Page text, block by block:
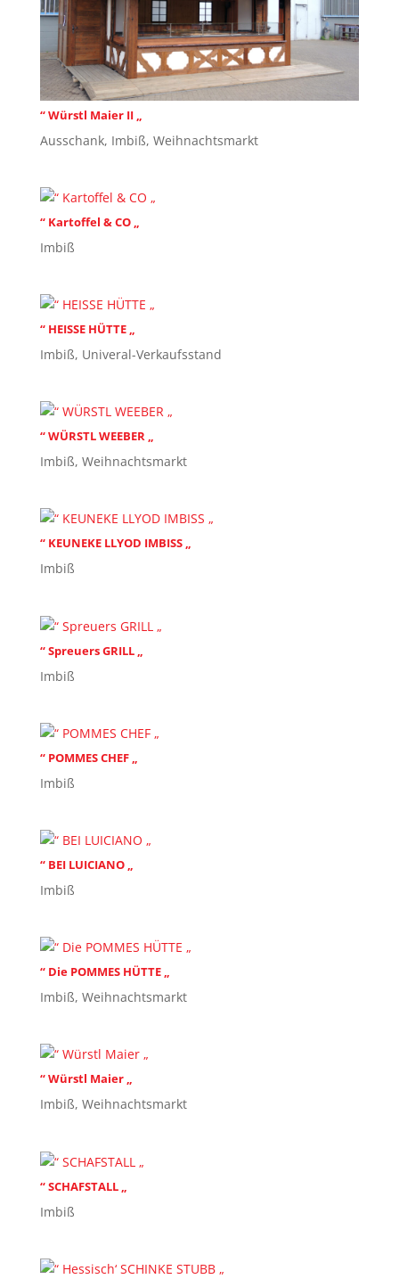
“ Würstl Maier II „
Ausschank, Imbiß, Weihnachtsmarkt
“ Kartoffel & CO „
Imbiß
“ HEISSE HÜTTE „
Imbiß, Univeral-Verkaufsstand
“ WÜRSTL WEEBER „
Imbiß, Weihnachtsmarkt
“ KEUNEKE LLYOD IMBISS „
Imbiß
“ Spreuers GRILL „
Imbiß
“ POMMES CHEF „
Imbiß
“ BEI LUICIANO „
Imbiß
“ Die POMMES HÜTTE „
Imbiß, Weihnachtsmarkt
“ Würstl Maier „
Imbiß, Weihnachtsmarkt
“ SCHAFSTALL „
Imbiß